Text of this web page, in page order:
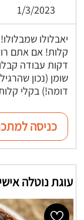
1/3/2023
יאבלולו
דקות עבודה
שומן (נכון
דומה!) בקלי
כניסה
עוגת נוטלה